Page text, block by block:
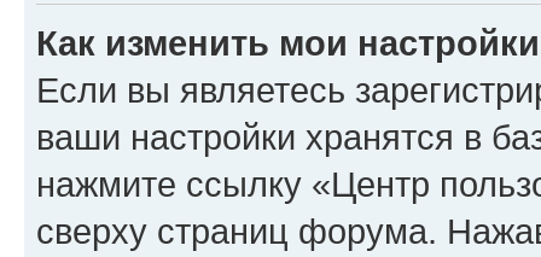
Как изменить мои
Если вы являетесь
ваши настройки хранятся в
нажмите ссылку «Центр
сверху страниц форума.